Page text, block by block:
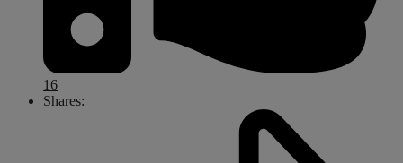
16
Shares: